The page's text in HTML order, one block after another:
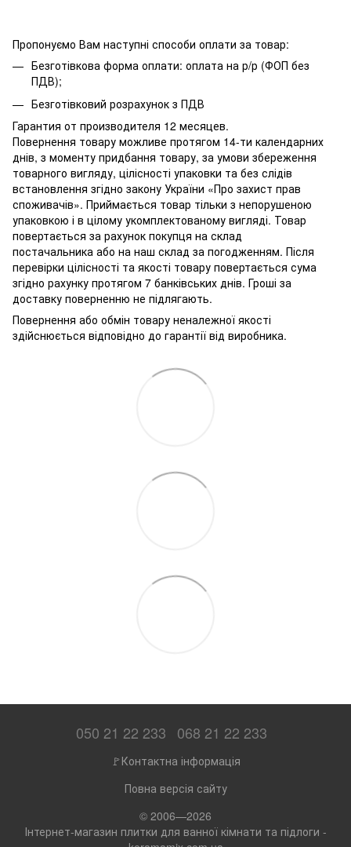
Пропонуємо Вам наступні способи оплати за товар:
Безготівкова форма оплати: оплата на р/р (ФОП без
ПДВ);
Безготівковий розрахунок з ПДВ
Гарантия от производителя 12 месяцев.
Повернення товару можливе протягом 14-ти календарних
днів, з моменту придбання товару, за умови збереження
товарного вигляду, цілісності упаковки та без слідів
встановлення згідно закону України «Про захист прав
споживачів». Приймається товар тільки з непорушеною
упаковкою і в цілому укомплектованому вигляді. Товар
повертається за рахунок покупця на склад
постачальника або на наш склад за погодженням. Після
перевірки цілісності та якості товару повертається сума
згідно рахунку протягом 7 банківських днів. Гроші за
доставку поверненню не підлягають.
Повернення або обмін товару неналежної якості
здійснюється відповідно до гарантії від виробника.
050 21 22 233 068 21 22 233
🚩Контактна інформація
Повна версія сайту
© 2006—2026
Інтернет-магазин плитки для ванної кімнати та підлоги -